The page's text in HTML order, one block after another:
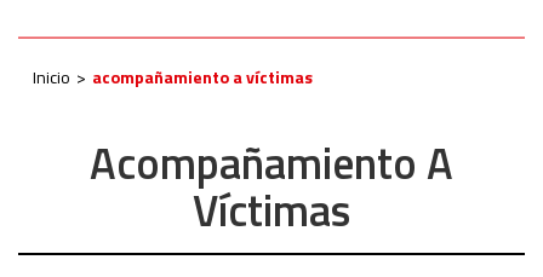
Inicio acompañamiento a víctimas
Acompañamiento A
Víctimas